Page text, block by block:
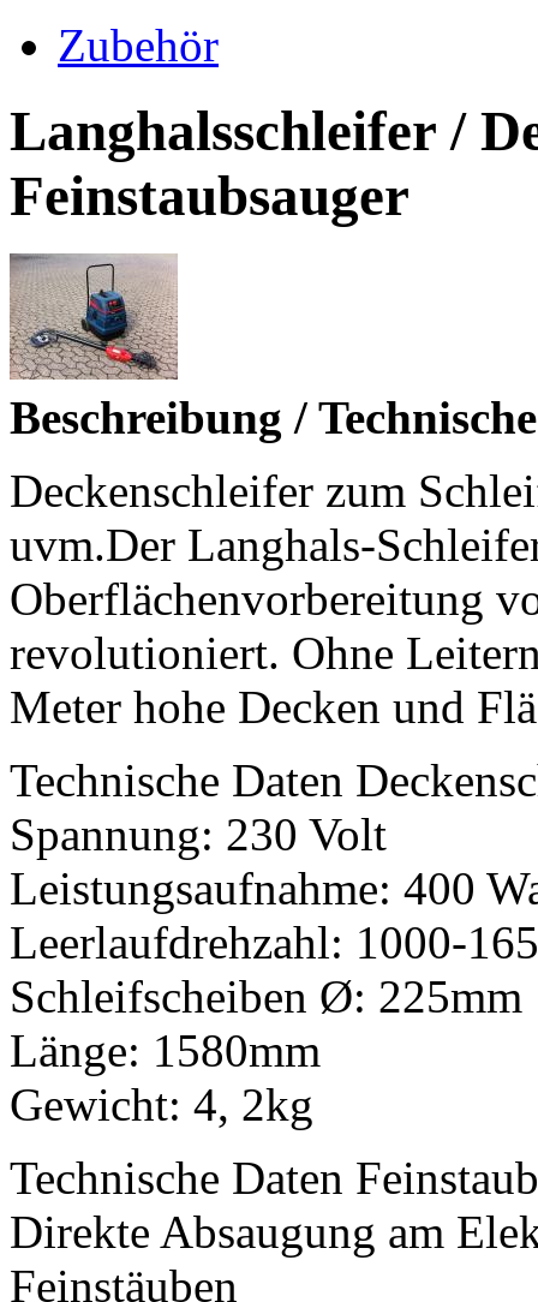
Zubehör
Langhalsschleifer /
Feinstaubsauger
Beschreibung /
Deckenschleifer zum
uvm.Der Langhals-
Oberflächenvorbereitung
revolutioniert. Ohne
Meter hohe Decken und
Technische Daten
Spannung: 230 Volt
Leistungsaufnahme: 400
Leerlaufdrehzahl: 1000-
Schleifscheiben Ø: 225mm
Länge: 1580mm
Gewicht: 4, 2kg
Technische Daten
Direkte Absaugung am
Feinstäuben